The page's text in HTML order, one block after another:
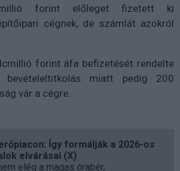
forint előleget fizetett ki
cégnek, de számlát azokról
forint áfa befizetését rendelte
miatt pedig 200
vár a cégre.
Így formálják a 2026-os
elvárásai (X)
elég a magas órabér,